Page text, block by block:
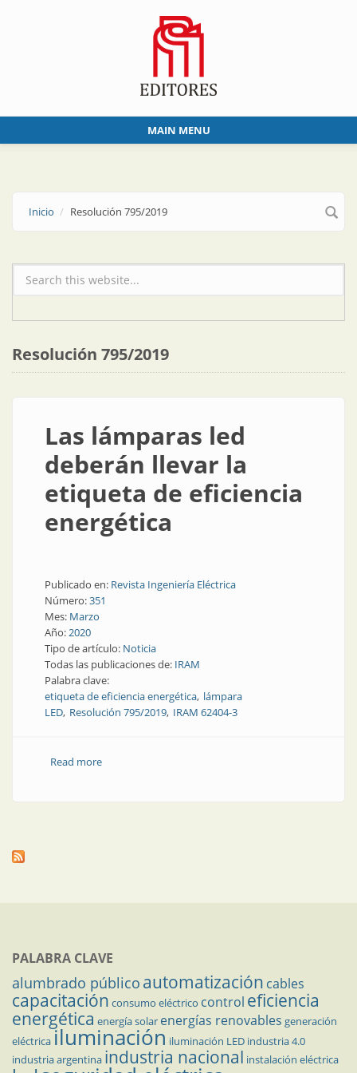
MAIN MENU
Inicio Resolución 795/2019
Formulario de búsqueda
Resolución 795/2019
Las lámparas led
deberán llevar la
etiqueta de eficiencia
energética
Publicado en: Revista Ingeniería Eléctrica
Número:351
Mes: Marzo
Año:2020
Tipo de artículo: Noticia
Todas las publicaciones de: IRAM
Palabra clave:
etiqueta de eficiencia energética lámpara
LED Resolución 795/2019 IRAM 62404-3
Read moreabout Las lámparas led deberán llevar la etiqueta de
PALABRA CLAVE
alumbrado público automatización cables
capacitación consumo eléctrico control eficiencia
energética energía solar energías renovables generación
eléctricailuminación iluminación LED industria 4.0
industria argentina industria nacional instalación eléctrica